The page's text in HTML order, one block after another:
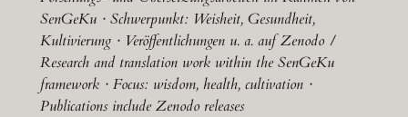
SenGeKu · Schwerpunkt: Weisheit, Gesundheit,
Kultivierung · Veröffentlichungen u. a. auf Zenodo /
Research and translation work within the SenGeKu
framework · Focus: wisdom, health, cultivation ·
Publications include Zenodo releases